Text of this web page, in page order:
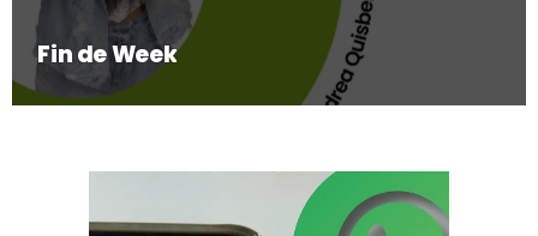
Fin de Week